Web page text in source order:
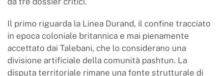
Il primo riguarda la Linea Durand, il confine tracciato
in epoca coloniale britannica e mai pienamente
accettato dai Talebani, che lo considerano una
divisione artificiale della comunità pashtun. La
disputa territoriale rimane una fonte strutturale di